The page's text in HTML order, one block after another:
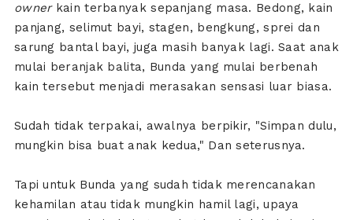
owner kain terbanyak sepanjang masa. Bedong, kain
panjang, selimut bayi, stagen, bengkung, sprei dan
sarung bantal bayi, juga masih banyak lagi. Saat anak
mulai beranjak balita, Bunda yang mulai berbenah
kain tersebut menjadi merasakan sensasi luar biasa.
Sudah tidak terpakai, awalnya berpikir, "Simpan dulu,
mungkin bisa buat anak kedua," Dan seterusnya.
Tapi untuk Bunda yang sudah tidak merencanakan
kehamilan atau tidak mungkin hamil lagi, upaya